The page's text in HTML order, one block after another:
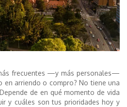
frecuentes —y más personales—
en arriendo o compro? No tiene una
de en qué momento de vida
y cuáles son tus prioridades hoy y